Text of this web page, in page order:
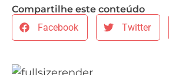
Compartilhe este conteúdo
Facebook
Twitter